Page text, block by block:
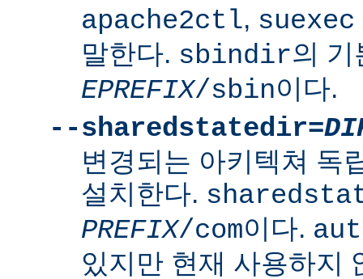
apache2ctl, suexec
말한다. sbindir의 기
EPREFIX/sbin이다.
--sharedstatedir=
변경되는 아키텍쳐 독
설치한다.
PREFIX/com이다.
있지만 현재 사용하지